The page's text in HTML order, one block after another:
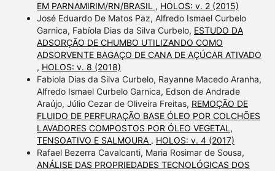
EM PARNAMIRIM/RN/BRASIL , HOLOS: v. 2 (2015)
José Eduardo De Matos Paz, Alfredo Ismael Curbelo
Garnica, Fabíola Dias da Silva Curbelo, ESTUDO DA
ADSORÇÃO DE CHUMBO UTILIZANDO COMO
ADSORVENTE BAGAÇO DE CANA DE AÇÚCAR ATIVADO
, HOLOS: v. 8 (2018)
Fabiola Dias da Silva Curbelo, Rayanne Macedo Aranha,
Alfredo Ismael Curbelo Garnica, Edson de Andrade
Araújo, Júlio Cezar de Oliveira Freitas, REMOÇÃO DE
FLUIDO DE PERFURAÇÃO BASE ÓLEO POR COLCHÕES
LAVADORES COMPOSTOS POR ÓLEO VEGETAL,
TENSOATIVO E SALMOURA , HOLOS: v. 4 (2017)
Rafael Bezerra Cavalcanti, Maria Rosimar de Sousa,
ANÁLISE DAS PROPRIEDADES TECNOLÓGICAS DOS